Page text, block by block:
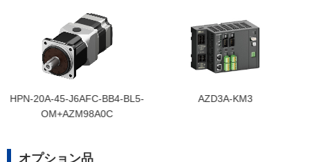
AZD3A-KM3
CSG-25-160-2UH-LW-SP-
オプション品